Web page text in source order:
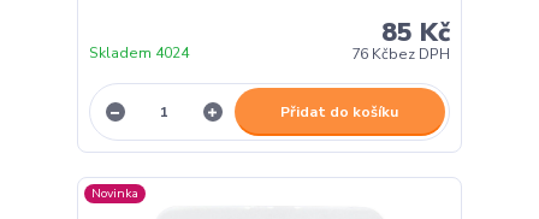
85 Kč
76 Kčbez DPH
Skladem 4024
Přidat do košíku
Novinka